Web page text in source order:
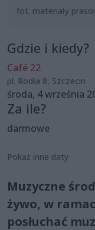
fot. materiały
Gdzie i kiedy?
Café 22
pl. Rodła 8, Szczecin
środa, 4 września
Za ile?
darmowe
Pokaż inne daty
Muzyczne
żywo, w
posłuchać